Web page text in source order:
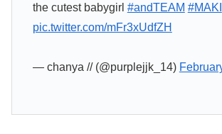
the cutest babygirl #andTEAM #MAKI
pic.twitter.com/mFr3xUdfZH
— chanya // (@purplejjk_14)